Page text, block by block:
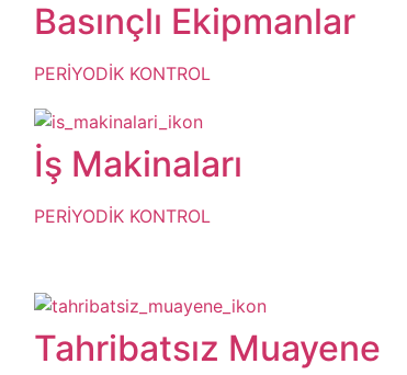
Basınçlı Ekipmanlar
PERİYODİK KONTROL
İş Makinaları
PERİYODİK KONTROL
Tahribatsız Muayene